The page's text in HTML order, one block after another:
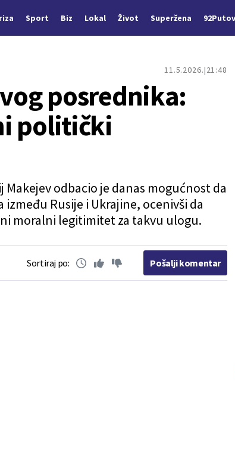
Sport Biz Lokal Život Superžena
11.5.2026. 21:48
posrednika:
politički
odbacio je danas mogućnost da
Rusije i Ukrajine, ocenivši da
moralni legitimitet za takvu ulogu.
Sortiraj po: Pošalji komentar